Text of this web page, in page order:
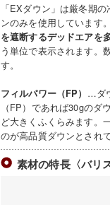
「EXダウン」は厳冬期
ンのみを使用しています
を遮断するデッドエアを
う単位で表示されます。
す。
フィルパワー（FP） …ダ
（FP）であれば30gの
ど大きくふくらみます。
のが高品質ダウンとされて
素材の特長〈バリ